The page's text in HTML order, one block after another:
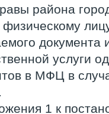
района
документа
услуги
в МФЦ в
1 к